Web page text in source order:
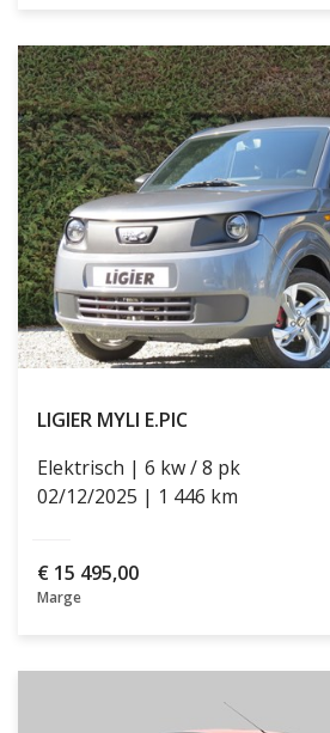
LIGIER MYLI E.PIC
Elektrisch
6 kw / 8 pk
02/12/2025
1 446 km
€ 15 495,00
Marge